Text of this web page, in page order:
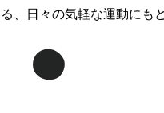
、日々の気軽な運動にも